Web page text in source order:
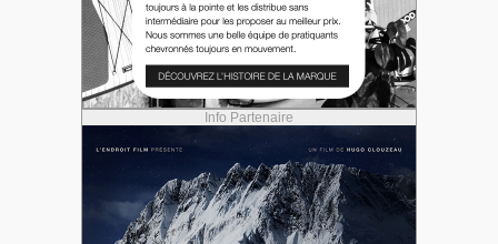
Info Partenaire